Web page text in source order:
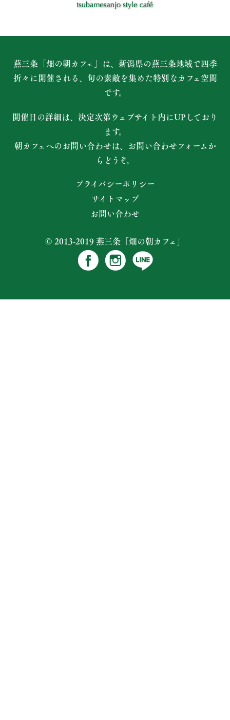
燕三条「畑の朝カフェ」は、新潟県の燕三条地域で四季
折々に開催される、 旬の素敵を集めた特別なカフェ空間
です。
開催日の詳細は、決定次第ウェブサイト内にUPしており
ます。
朝カフェへのお問い合わせは、お問い合わせフォームか
らどうぞ。
プライバシーポリシー
サイトマップ
お問い合わせ
© 2013-2019 燕三条「畑の朝カフェ」